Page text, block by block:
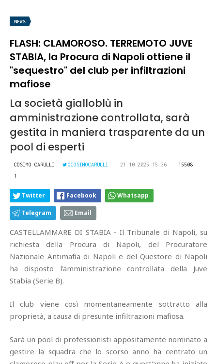
NEWS
FLASH: CLAMOROSO. TERREMOTO JUVE
STABIA, la Procura di Napoli ottiene il
"sequestro" del club per infiltrazioni
mafiose
La società gialloblù in
amministrazione controllata, sarà
gestita in maniera trasparente da un
pool di esperti
COSIMO CARULLI @COSIMOCARULLI 21.10.2025 15:36
15508
1
Twitter Facebook Whatsapp
Telegram Email
CASTELLAMMARE DI STABIA - Il Tribunale di Napoli, su
richiesta della Procura di Napoli, del Procuratore
Nazionale Antimafia di Napoli e del Questore di Napoli
ha disposto l'amministrazione controllata della Juve
Stabia (Serie B).
Il club viene così momentaneamente sottratto alla
proprietà, a causa di presunte infiltrazioni mafiosa.
Sarà un pool di professionisti appositamente nominato a
gestire la squadra che lo scorso anno ha centrato un